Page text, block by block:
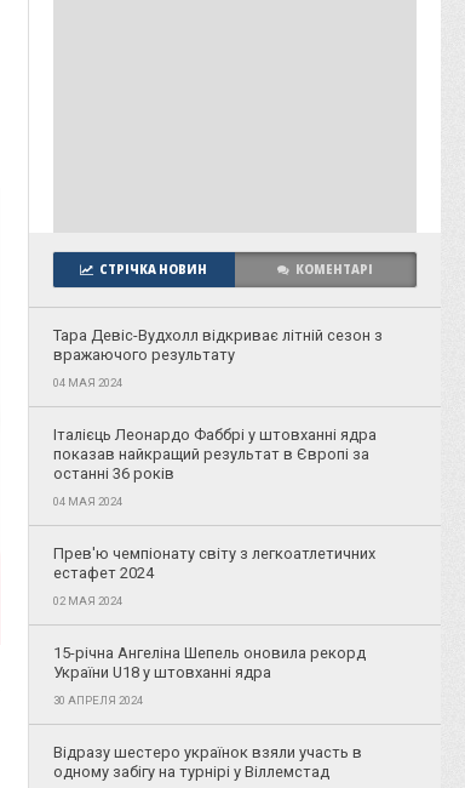
СТРІЧКА НОВИН КОМЕНТАРІ
Тара Девіс-Вудхолл відкриває літній сезон з
вражаючого результату
04 МАЯ 2024
Італієць Леонардо Фаббрі у штовханні ядра
показав найкращий результат в Європі за
останні 36 років
04 МАЯ 2024
Прев'ю чемпіонату світу з легкоатлетичних
естафет 2024
02 МАЯ 2024
15-річна Ангеліна Шепель оновила рекорд
України U18 у штовханні ядра
30 АПРЕЛЯ 2024
Відразу шестеро українок взяли участь в
одному забігу на турнірі у Віллемстад